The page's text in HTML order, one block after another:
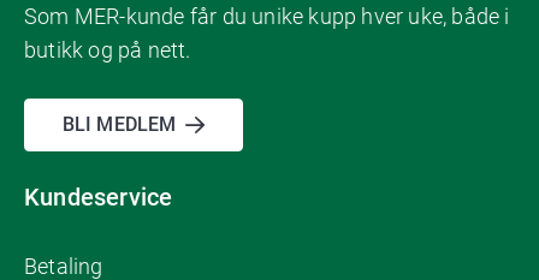
Som MER-kunde får du unike kupp hver uke, både i
butikk og på nett.
BLI MEDLEM
Kundeservice
Betaling